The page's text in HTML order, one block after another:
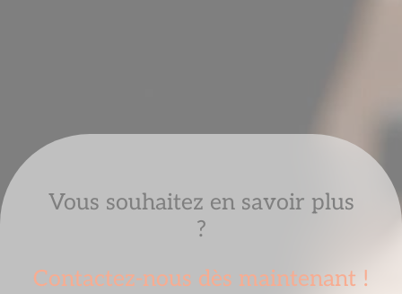
Vous souhaitez en savoir plus
?
Contactez-nous dès maintenant !